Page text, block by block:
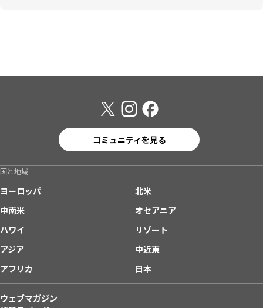
コミュニティを見る
国と地域
ヨーロッパ
北米
中南米
オセアニア
ハワイ
リゾート
アジア
中近東
アフリカ
日本
ウェブマガジン